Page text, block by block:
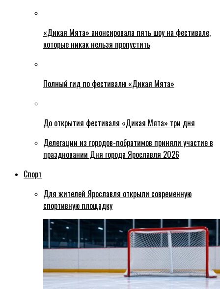
«Дикая Мята» анонсировала пять шоу на фестивале,
которые никак нельзя пропустить
Полный гид по фестивалю «Дикая Мята»
До открытия фестиваля «Дикая Мята» три дня
Делегации из городов-побратимов приняли участие в
праздновании Дня города Ярославля 2026
Спорт
Для жителей Ярославля открыли современную
спортивную площадку